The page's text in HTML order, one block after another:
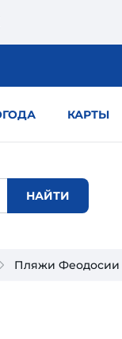
КАРТЫ
Пляжи Феодосии